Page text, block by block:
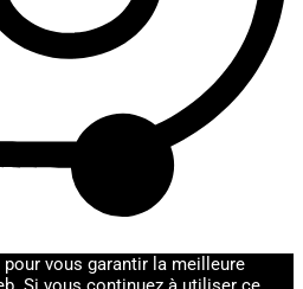
vous garantir la meilleure